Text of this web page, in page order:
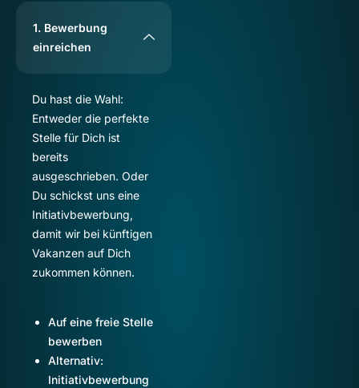
1. Bewerbung
einreichen
Du hast die Wahl:
Entweder die perfekte
Stelle für Dich ist
bereits
ausgeschrieben. Oder
Du schickst uns eine
Initiativbewerbung,
damit wir bei künftigen
Vakanzen auf Dich
zukommen können.
Auf eine freie Stelle
bewerben
Alternativ:
Initiativbewerbung